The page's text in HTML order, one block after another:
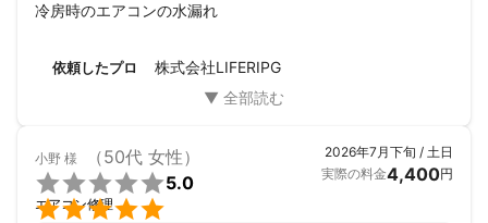
冷房時のエアコンの水漏れ
依頼したプロ 株式会社LIFERIPG
小野 様 （50代 女性）


5.0
エアコン修理
2026年7月下旬 / 土日
実際の料金4,400円